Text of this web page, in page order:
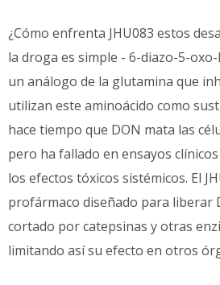
¿Cómo enfrenta JHU083 estos
la droga es simple - 6-diazo-5-
un análogo de la glutamina que
utilizan este aminoácido como
hace tiempo que DON mata las
pero ha fallado en ensayos
los efectos tóxicos sistémicos. El
profármaco diseñado para liberar
cortado por catepsinas y otras
limitando así su efecto en otros